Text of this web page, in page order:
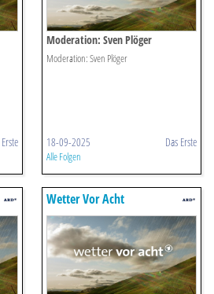
Moderation: Sven Plöger
Moderation: Sven Plöger
18-09-2025 Das Erste
Alle Folgen
Wetter Vor Acht